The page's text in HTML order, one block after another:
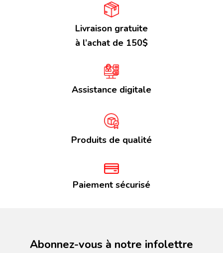
Livraison gratuite
à l’achat de 150$
Assistance digitale
Produits de qualité
Paiement sécurisé
Abonnez-vous à notre infolettre